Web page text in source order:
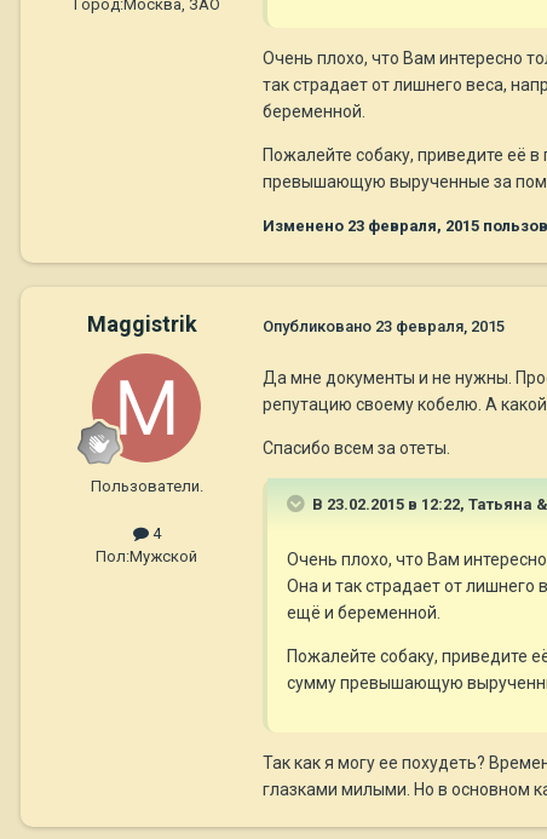
Город:Москва, ЗАО
Очень плохо, что Вам интересно
так страдает от лишнего веса,
беременной.
Пожалейте собаку, приведите её
превышающую вырученные за
Изменено 23 февраля, 2015
Maggistrik
Пользователи.
4
Пол:Мужской
Опубликовано 23 февраля, 2015
Да мне документы и не нужны.
репутацию своему кобелю. А
Спасибо всем за отеты.
В 23.02.2015 в 12:22, Татьяна
Очень плохо, что Вам
Она и так страдает от лишнего
ещё и беременной.
Пожалейте собаку, приведите
сумму превышающую
Так как я могу ее похудеть?
глазками милыми. Но в основном